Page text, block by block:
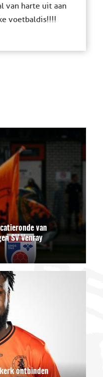
van harte uit aan
voetbaldis!!!!
van
SV Venray
ontbinden